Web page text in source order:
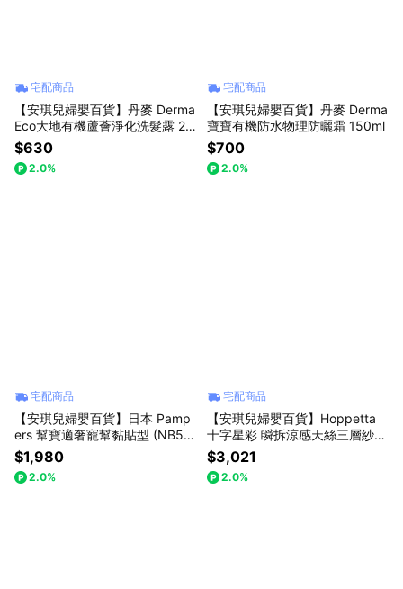
宅配商品
【安琪兒婦嬰百貨】丹麥 Derma
Eco大地有機蘆薈淨化洗髮露 25
0ml
$630
2.0%
宅配商品
【安琪兒婦嬰百貨】丹麥 Derma
寶寶有機防水物理防曬霜 150ml
$700
2.0%
宅配商品
【安琪兒婦嬰百貨】日本 Pamp
ers 幫寶適奢寵幫黏貼型 (NB54
片x3包 箱購)
$1,980
2.0%
宅配商品
【安琪兒婦嬰百貨】Hoppetta
十字星彩 瞬拆涼感天絲三層紗防
踢背心(可拆替換透氣排汗網眼
布-0-3歲-粉紅
$3,021
2.0%